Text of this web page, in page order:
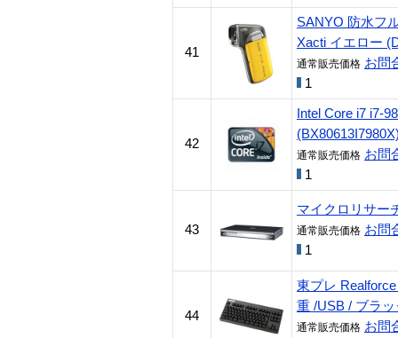
41
SANYO 防水フ
Xacti イエロー
通常販売価格 お問
1
42
Intel Core i7 i7-
通常販売価格 お問
1
43
マイクロリサー
通常販売価格 お問
1
44
東プレ
重 /USB / ブラ
通常販売価格 お問